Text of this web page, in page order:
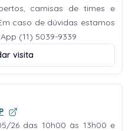
camisas de times e
caso de dúvidas estamos
(11) 5039-9339
visita
26 das 10h00 às 13h00 e